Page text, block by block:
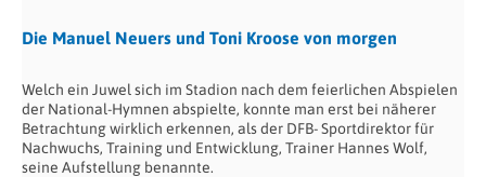
Die Manuel Neuers und Toni Kroose von morgen
Welch ein Juwel sich im Stadion nach dem feierlichen Abspielen
der National-Hymnen abspielte, konnte man erst bei näherer
Betrachtung wirklich erkennen, als der DFB- Sportdirektor für
Nachwuchs, Training und Entwicklung, Trainer Hannes Wolf,
seine Aufstellung benannte.